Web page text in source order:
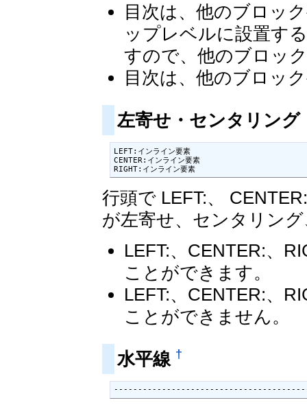
目次は、他のブロッ
ップレベルに設置す
すので、他のブロッ
目次は、他のブロッ
左寄せ・センタリン
LEFT:インライン要素
CENTER:インライン要素
RIGHT:インライン要素
行頭で LEFT:、
が左寄せ、センタリン
LEFT:、CENTER:、
ことができます。
LEFT:、CENTER:、
ことができません。
水平線 †